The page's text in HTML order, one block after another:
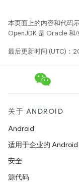
本页面上的内容和代码
OpenJDK 是 Oracle 和/
最后更新时间 (UTC)：
关于 ANDROID
Android
适用于企业的 Android
安全
源代码